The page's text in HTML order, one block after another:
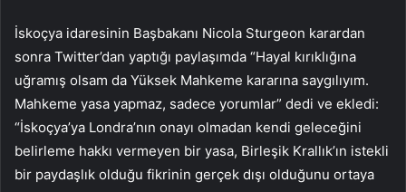
İskoçya idaresinin Başbakanı Nicola Sturgeon karardan
sonra Twitter’dan yaptığı paylaşımda “Hayal kırıklığına
uğramış olsam da Yüksek Mahkeme kararına saygılıyım.
Mahkeme yasa yapmaz, sadece yorumlar” dedi ve ekledi:
“İskoçya’ya Londra’nın onayı olmadan kendi geleceğini
belirleme hakkı vermeyen bir yasa, Birleşik Krallık’ın istekli
bir paydaşlık olduğu fikrinin gerçek dışı olduğunu ortaya